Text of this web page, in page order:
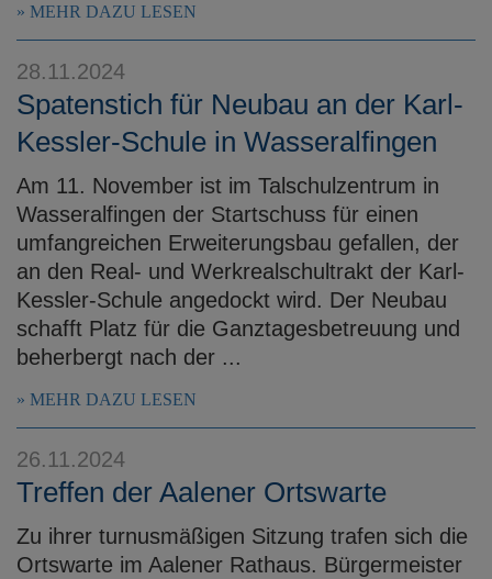
MEHR DAZU LESEN
28.11.2024
Spatenstich für Neubau an der Karl-
Kessler-Schule in Wasseralfingen
Am 11. November ist im Talschulzentrum in
Wasseralfingen der Startschuss für einen
umfangreichen Erweiterungsbau gefallen, der
an den Real- und Werkrealschultrakt der Karl-
Kessler-Schule angedockt wird. Der Neubau
schafft Platz für die Ganztagesbetreuung und
beherbergt nach der ...
MEHR DAZU LESEN
26.11.2024
Treffen der Aalener Ortswarte
Zu ihrer turnusmäßigen Sitzung trafen sich die
Ortswarte im Aalener Rathaus. Bürgermeister